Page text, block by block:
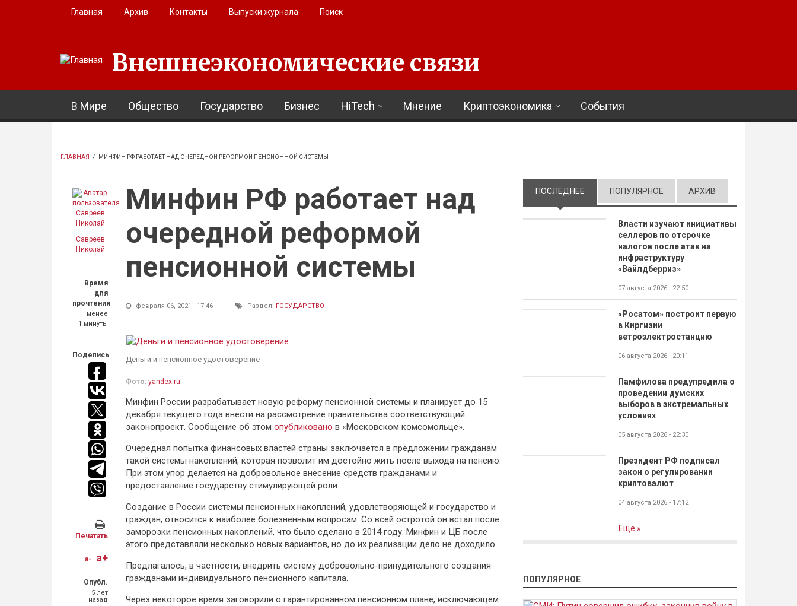
Перейти к основному содержанию
Главная Архив Контакты Выпуски журнала Поиск
Внешнеэкономические связи
В Мире Общество Государство Бизнес HiTech Мнение Криптоэкономика События
ГЛАВНАЯ / МИНФИН РФ РАБОТАЕТ НАД ОЧЕРЕДНОЙ РЕФОРМОЙ ПЕНСИОННОЙ СИСТЕМЫ
Савреев
Николай
Время
для
прочтения
менее
1 минуты
Поделись
Печатать
a- a+
Опубл.
5 лет
назад
Минфин РФ работает над
очередной реформой
пенсионной системы
февраля 06, 2021 - 17:46 Раздел: ГОСУДАРСТВО
Деньги и пенсионное удостоверение
Фото: yandex.ru
Минфин России разрабатывает новую реформу пенсионной системы и планирует до 15
декабря текущего года внести на рассмотрение правительства соответствующий
законопроект. Сообщение об этом опубликовано в «Московском комсомольце».
Очередная попытка финансовых властей страны заключается в предложении гражданам
такой системы накоплений, которая позволит им достойно жить после выхода на пенсию.
При этом упор делается на добровольное внесение средств гражданами и
предоставление государству стимулирующей роли.
Создание в России системы пенсионных накоплений, удовлетворяющей и государство и
граждан, относится к наиболее болезненным вопросам. Со всей остротой он встал после
заморозки пенсионных накоплений, что было сделано в 2014 году. Минфин и ЦБ после
этого представляли несколько новых вариантов, но до их реализации дело не доходило.
Предлагалось, в частности, внедрить систему добровольно-принудительного создания
гражданами индивидуального пенсионного капитала.
Через некоторое время заговорили о гарантированном пенсионном плане, исключающем
ПОСЛЕДНЕЕ (АКТИВНАЯ ВКЛАДКА)
ПОПУЛЯРНОЕ АРХИВ
Власти изучают инициативы
селлеров по отсрочке
налогов после атак на
инфраструктуру
«Вайлдберриз»
07 августа 2026 - 22:50
«Росатом» построит первую
в Киргизии
ветроэлектростанцию
06 августа 2026 - 20:11
Памфилова предупредила о
проведении думских
выборов в экстремальных
условиях
05 августа 2026 - 22:30
Президент РФ подписал
закон о регулировании
криптовалют
04 августа 2026 - 17:12
Ещё
ПОПУЛЯРНОЕ